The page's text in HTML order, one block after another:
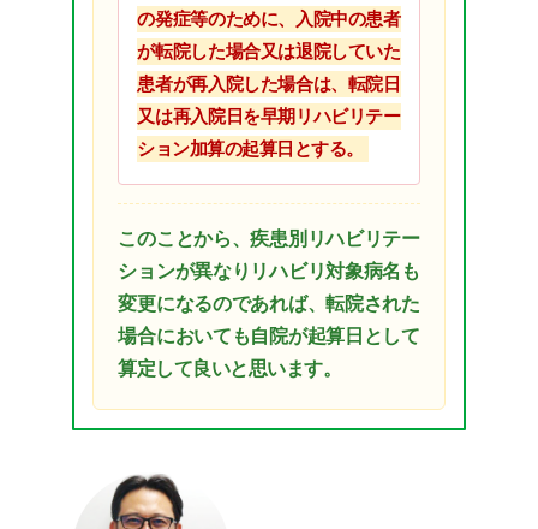
の発症等のために、入院中の患者
が転院した場合又は退院していた
患者が再入院した場合は、転院日
又は再入院日を早期リハビリテー
ション加算の起算日とする。
このことから、疾患別リハビリテー
ションが異なりリハビリ対象病名も
変更になるのであれば、転院された
場合においても自院が起算日として
算定して良いと思います。